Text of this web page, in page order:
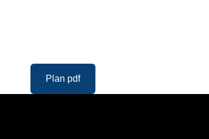
Plan pdf